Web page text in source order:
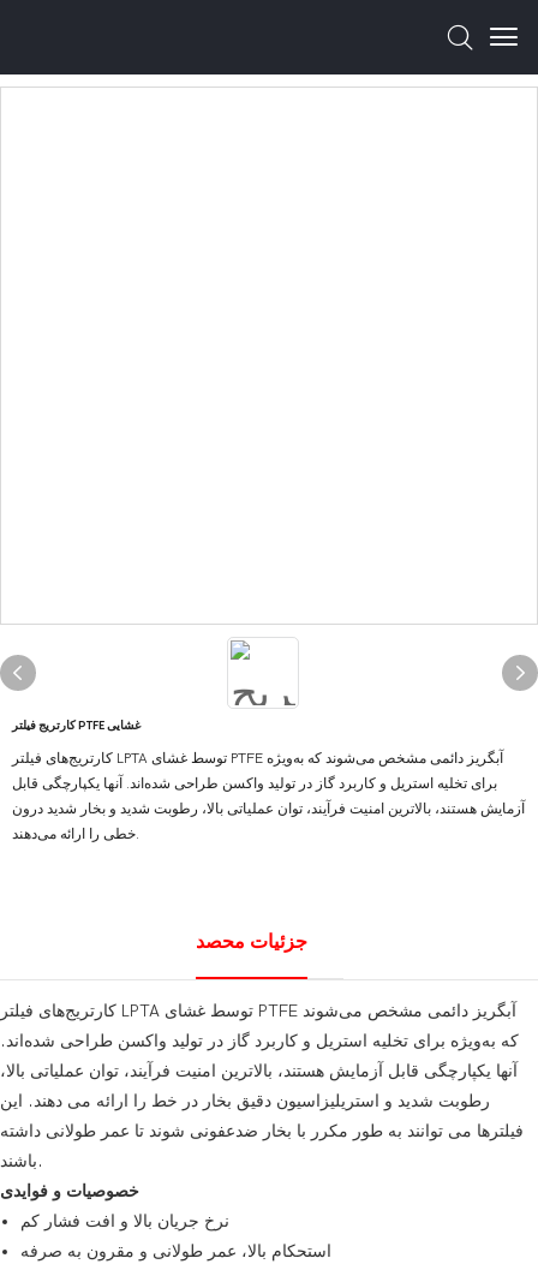
کارتریج فیلتر PTFE غشایی
کارتریج‌های فیلتر LPTA توسط غشای PTFE آبگریز دائمی مشخص می‌شوند که به‌ویژه
برای تخلیه استریل و کاربرد گاز در تولید واکسن طراحی شده‌اند. آنها یکپارچگی قابل
آزمایش هستند، بالاترین امنیت فرآیند، توان عملیاتی بالا، رطوبت شدید و بخار شدید درون
خطی را ارائه می‌دهند.
جزئیات محصد
کارتریج‌های فیلتر LPTA توسط غشای PTFE آبگریز دائمی مشخص می‌شوند
که به‌ویژه برای تخلیه استریل و کاربرد گاز در تولید واکسن طراحی شده‌اند.
آنها یکپارچگی قابل آزمایش هستند، بالاترین امنیت فرآیند، توان عملیاتی بالا،
رطوبت شدید و استریلیزاسیون دقیق بخار در خط را ارائه می دهند. این
فیلترها می توانند به طور مکرر با بخار ضدعفونی شوند تا عمر طولانی داشته
باشند.
خصوصیات و فوایدی
نرخ جریان بالا و افت فشار کم